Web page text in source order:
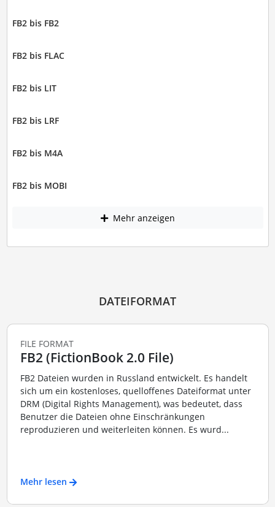
FB2 bis FB2
FB2 bis FLAC
FB2 bis LIT
FB2 bis LRF
FB2 bis M4A
FB2 bis MOBI
Mehr anzeigen
DATEIFORMAT
FILE FORMAT
FB2 (FictionBook 2.0 File)
FB2 Dateien wurden in Russland entwickelt. Es handelt
sich um ein kostenloses, quelloffenes Dateiformat unter
DRM (Digital Rights Management), was bedeutet, dass
Benutzer die Dateien ohne Einschränkungen
reproduzieren und weiterleiten können. Es wurd...
Mehr lesen